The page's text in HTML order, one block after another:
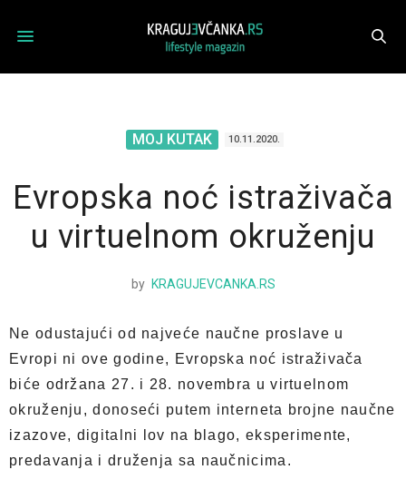
MOJ KUTAK 10.11.2020.
Evropska noć istraživača
u virtuelnom okruženju
by KRAGUJEVCANKA.RS
Ne odustajući od najveće naučne proslave u
Evropi ni ove godine, Evropska noć istraživača
biće održana 27. i 28. novembra u virtuelnom
okruženju, donoseći putem interneta brojne naučne
izazove, digitalni lov na blago, eksperimente,
predavanja i druženja sa naučnicima.